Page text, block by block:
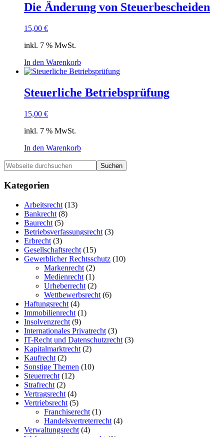
Die Änderung von Steuerbescheiden
15,00 €
inkl. 7 % MwSt.
In den Warenkorb
Steuerliche Betriebsprüfung
15,00 €
inkl. 7 % MwSt.
In den Warenkorb
Haupt-
Sidebar
Webseite
durchsuchen
Kategorien
Arbeitsrecht (13)
Bankrecht (8)
Baurecht (5)
Betriebsverfassungsrecht (3)
Erbrecht (3)
Gesellschaftsrecht (15)
Gewerblicher Rechtsschutz (10)
Markenrecht (2)
Medienrecht (1)
Urheberrecht (2)
Wettbewerbsrecht (6)
Haftungsrecht (4)
Immobilienrecht (1)
Insolvenzrecht (9)
Internationales Privatrecht (3)
IT-Recht und Datenschutzrecht (3)
Kapitalmarktrecht (2)
Kaufrecht (2)
Sonstige Themen (10)
Steuerrecht (12)
Strafrecht (2)
Vertragsrecht (4)
Vertriebsrecht (5)
Franchiserecht (1)
Handelsvertreterrecht (4)
Verwaltungsrecht (4)